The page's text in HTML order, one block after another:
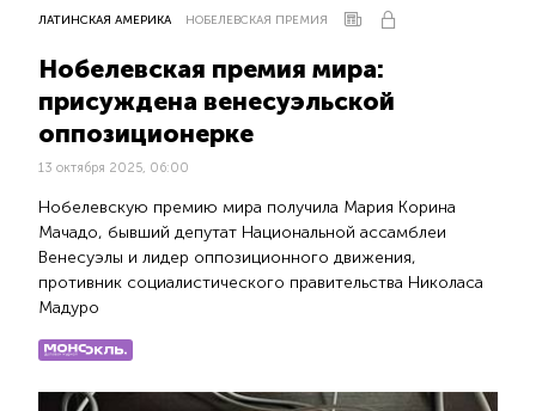
ЛАТИНСКАЯ АМЕРИКА НОБЕЛЕВСКАЯ ПРЕМИЯ
Нобелевская премия мира:
присуждена венесуэльской
оппозиционерке
13 октября 2025, 06:00
Нобелевскую премию мира получила Мария Корина
Мачадо, бывший депутат Национальной ассамблеи
Венесуэлы и лидер оппозиционного движения,
противник социалистического правительства Николаса
Мадуро